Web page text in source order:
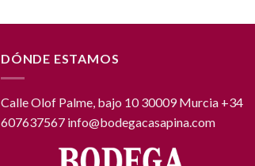
DÓNDE ESTAMOS
Calle Olof Palme, bajo 10 30009 Murcia +34
607637567 info@bodegacasapina.com